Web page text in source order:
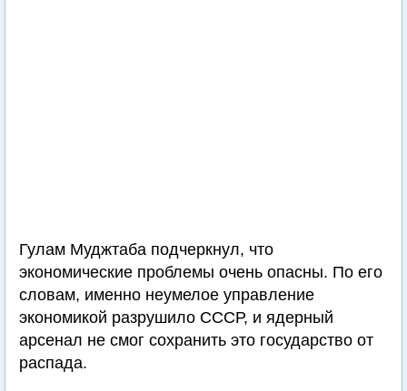
Гулам Муджтаба подчеркнул, что
экономические проблемы очень опасны. По его
словам, именно неумелое управление
экономикой разрушило СССР, и ядерный
арсенал не смог сохранить это государство от
распада.